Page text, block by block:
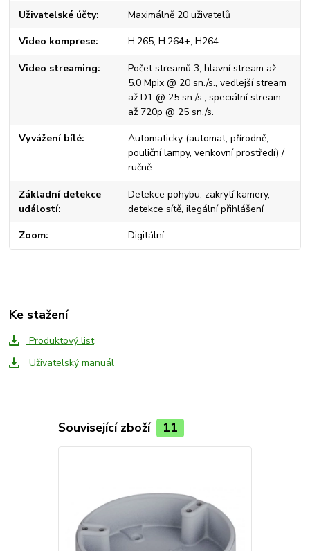
Uživatelské účty Maximálně 20 uživatelů
Video komprese H.265, H.264+, H264
Video streaming
Počet streamů 3, hlavní stream až
5.0 Mpix @ 20 sn./s., vedlejší stream
až D1 @ 25 sn./s., speciální stream
až 720p @ 25 sn./s.
Vyvážení bílé
Automaticky (automat, přírodně,
pouliční lampy, venkovní prostředí) /
ručně
Základní detekce
událostí
Detekce pohybu, zakrytí kamery,
detekce sítě, ilegální přihlášení
Zoom Digitální
Ke stažení
Produktový list
Uživatelský manuál
Související zboží 11